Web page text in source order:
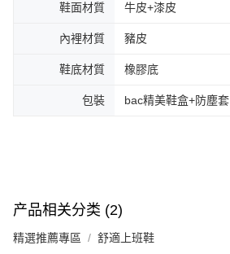
鞋面材質 牛皮+漆皮
內裡材質 豬皮
鞋底材質 橡膠底
包裝 bac精美鞋盒+防塵套
产品相关分类 (2)
精選推薦專區 舒適上班鞋